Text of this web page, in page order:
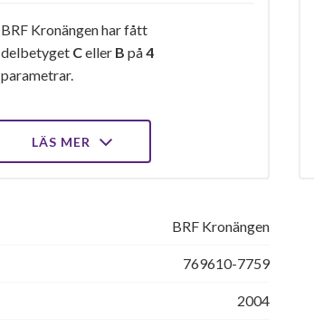
BRF Kronängen har fått
delbetyget Celler B på4
parametrar.
LÄS MER
BRF Kronängen
769610-7759
2004